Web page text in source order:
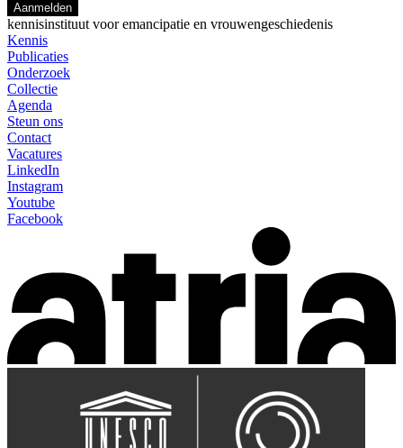
Aanmelden
kennisinstituut voor emancipatie en vrouwengeschiedenis
Kennis
Publicaties
Onderzoek
Collectie
Agenda
Steun ons
Contact
Vacatures
LinkedIn
Instagram
Youtube
Facebook